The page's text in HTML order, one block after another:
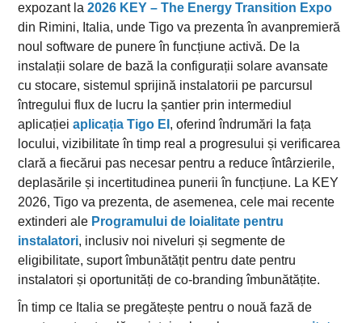
expozant la2026 KEY – The Energy Transition Expo
din Rimini, Italia, unde Tigo va prezenta în avanpremieră
noul software de punere în funcțiune activă. De la
instalații solare de bază la configurații solare avansate
cu stocare, sistemul sprijină instalatorii pe parcursul
întregului flux de lucru la șantier prin intermediul
aplicațieiaplicația Tigo EI , oferind îndrumări la fața
locului, vizibilitate în timp real a progresului și verificarea
clară a fiecărui pas necesar pentru a reduce întârzierile,
deplasările și incertitudinea punerii în funcțiune. La KEY
2026, Tigo va prezenta, de asemenea, cele mai recente
extinderi ale Programului de loialitate pentru
instalatori, inclusiv noi niveluri și segmente de
eligibilitate, suport îmbunătățit pentru date pentru
instalatori și oportunități de co-branding îmbunătățite.
În timp ce Italia se pregătește pentru o nouă fază de